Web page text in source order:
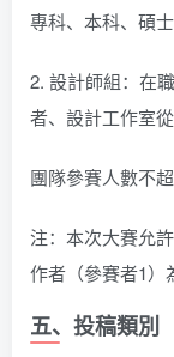
專科、本科、碩
2. 設計師組：在
者、設計工作室
團隊參賽人數不
注：本次大賽允
作者（參賽者1）
五、投稿類別